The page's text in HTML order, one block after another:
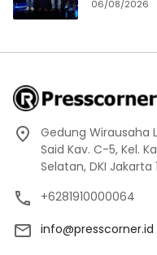
06/08/2026
Gedung Wirausaha
Said Kav. C-5, Kel.
Selatan, DKI Jakarta
+6281910000064
info@presscorner.id